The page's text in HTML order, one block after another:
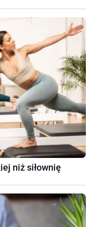
niż siłownię